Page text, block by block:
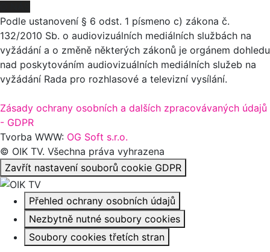
Podle ustanovení § 6 odst. 1 písmeno c) zákona č.
132/2010 Sb. o audiovizuálních mediálních službách na
vyžádání a o změně některých zákonů je orgánem dohledu
nad poskytováním audiovizuálních mediálních služeb na
vyžádání Rada pro rozhlasové a televizní vysílání.
Zásady ochrany osobních a dalších zpracovávaných údajů
- GDPR
Tvorba WWW: OG Soft s.r.o.
© OIK TV. Všechna práva vyhrazena
Zavřít nastavení souborů cookie GDPR
Přehled ochrany osobních údajů
Nezbytně nutné soubory cookies
Soubory cookies třetích stran